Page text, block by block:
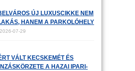
ÚJ LUXUSCIKKE NEM
HANEM A PARKOLÓHELY
2026-07-29
VÁLT KECSKEMÉT ÉS
A HAZAI IPARI-